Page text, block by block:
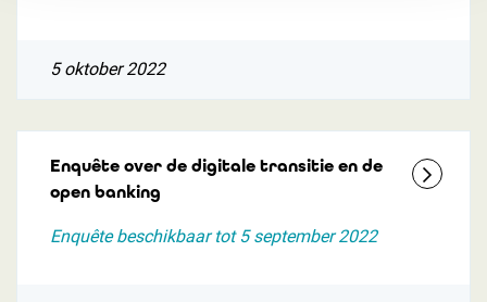
5 oktober 2022
Enquête over de digitale transitie en de
open banking
Enquête beschikbaar tot 5 september 2022